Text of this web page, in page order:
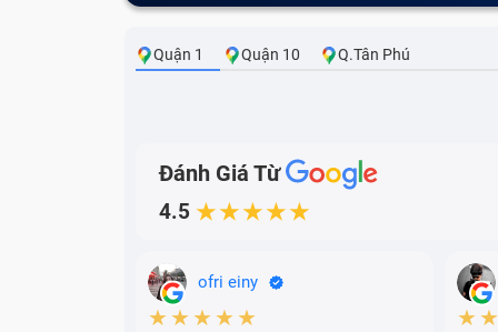
Đến TRUNG TÂM BẢO HÀNH ONE, bạn
luôn lấy phương châm phục vụ hết mình
Thumua điện thoại
Nhận mua luôn những dòng máy đang bị
Quận 1 Quận 10 Q.Tân Phú
Đánh Giá Từ
4.5 ★★★★★
ofri einy
★★★★★